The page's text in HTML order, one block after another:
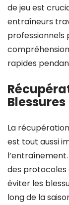
de jeu est
entraîneurs
rapides
Blessures
La
est tout aussi
des protocoles
éviter les
long de la